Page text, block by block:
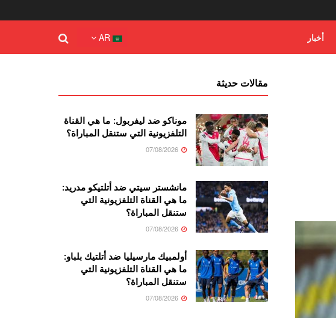
أخبار AR
مقالات حديثة
موناكو ضد ليفربول: ما هي القناة
التلفزيونية التي ستنقل المباراة؟
مانشستر سيتي ضد أتلتيكو مدريد:
ما هي القناة التلفزيونية التي
ستنقل المباراة؟
أولمبيك مارسيليا ضد أتلتيك بلباو:
ما هي القناة التلفزيونية التي
ستنقل المباراة؟